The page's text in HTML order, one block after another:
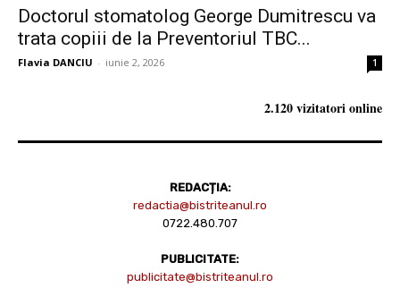
Doctorul stomatolog George Dumitrescu va
trata copiii de la Preventoriul TBC...
Flavia DANCIU - iunie 2, 2026 1
2.120 vizitatori online
REDACȚIA:
redactia@bistriteanul.ro
0722.480.707
PUBLICITATE:
publicitate@bistriteanul.ro